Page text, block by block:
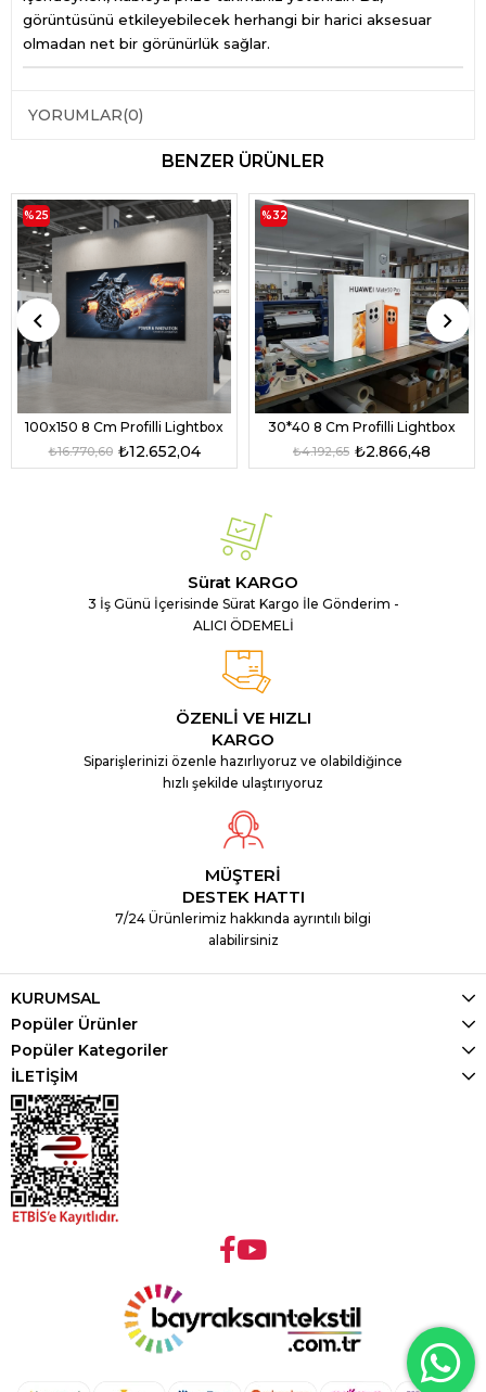
görüntüsünü etkileyebilecek herhangi bir harici aksesuar
olmadan net bir görünürlük sağlar.
YORUMLAR(0)
BENZER ÜRÜNLER
100x150 8 Cm Profilli Lightbox
₺12.652,04
₺16.770,60
%25
30*40 8 Cm Profilli Lightbox
₺2.866,48
₺4.192,65
%32
Sürat KARGO
3 İş Günü İçerisinde Sürat Kargo İle Gönderim -
ALICI ÖDEMELİ
ÖZENLİ VE HIZLI
KARGO
Siparişlerinizi özenle hazırlıyoruz ve olabildiğince
hızlı şekilde ulaştırıyoruz
MÜŞTERİ
DESTEK HATTI
7/24 Ürünlerimiz hakkında ayrıntılı bilgi
alabilirsiniz
KURUMSAL
Popüler Ürünler
Popüler Kategoriler
İLETİŞİM